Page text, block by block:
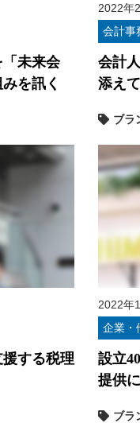
未来会
を訊く
2022年
会計事
会計
添え
ブラ
する税理
2022年
企業・
設立
提供
ブラ